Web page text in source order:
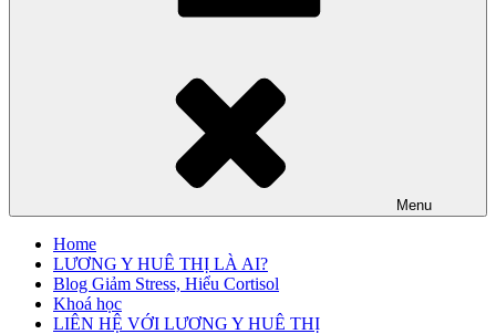
Menu
Home
LƯƠNG Y HUÊ THỊ LÀ AI?
Blog Giảm Stress, Hiểu Cortisol
Khoá học
LIÊN HỆ VỚI LƯƠNG Y HUÊ THỊ